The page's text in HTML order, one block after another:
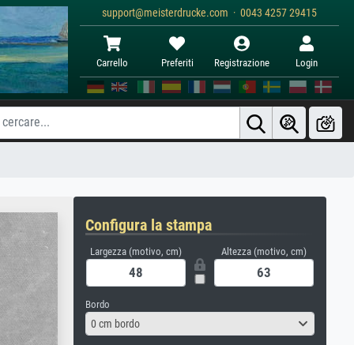
support@meisterdrucke.com · 0043 4257 29415
Carrello Preferiti Registrazione Login
Configura la stampa
Largezza (motivo, cm) Altezza (motivo, cm)
Bordo
0 cm bordo